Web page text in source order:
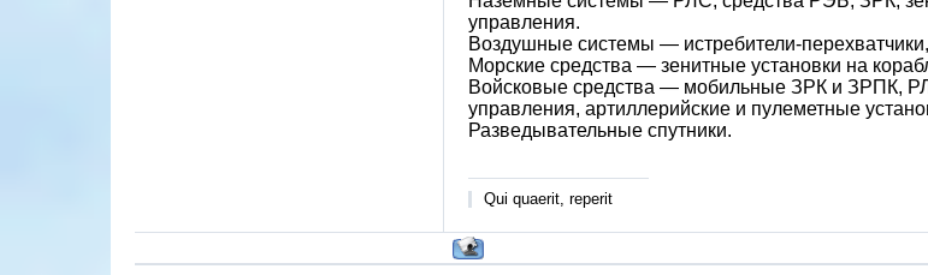
управления.
Воздушные системы — истребители-
Морские средства — зенитные установки на
Войсковые средства — мобильные ЗРК и ЗРПК,
управления, артиллерийские и пулеметные
Разведывательные спутники.
Qui quaerit, reperit